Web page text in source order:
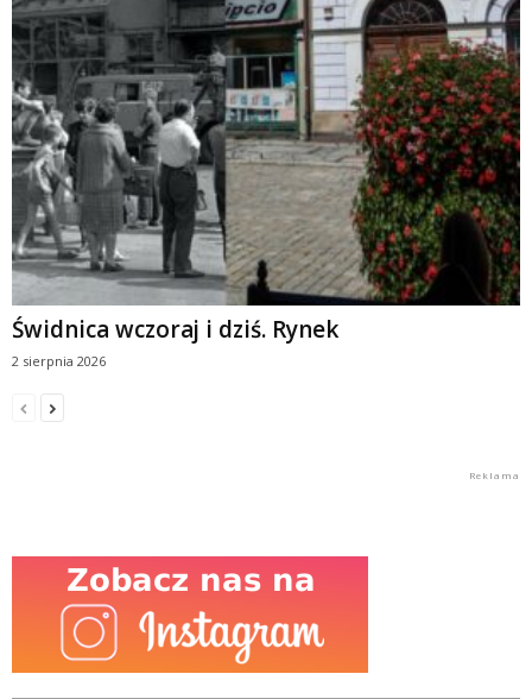
Świdnica wczoraj i dziś. Rynek
2 sierpnia 2026